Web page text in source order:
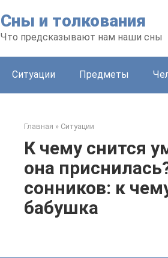
Сны и толкования
Что предсказывают нам наши сны
Ситуации Предметы
Главная » Ситуации
К чему снится
она
сонников: к
бабушка